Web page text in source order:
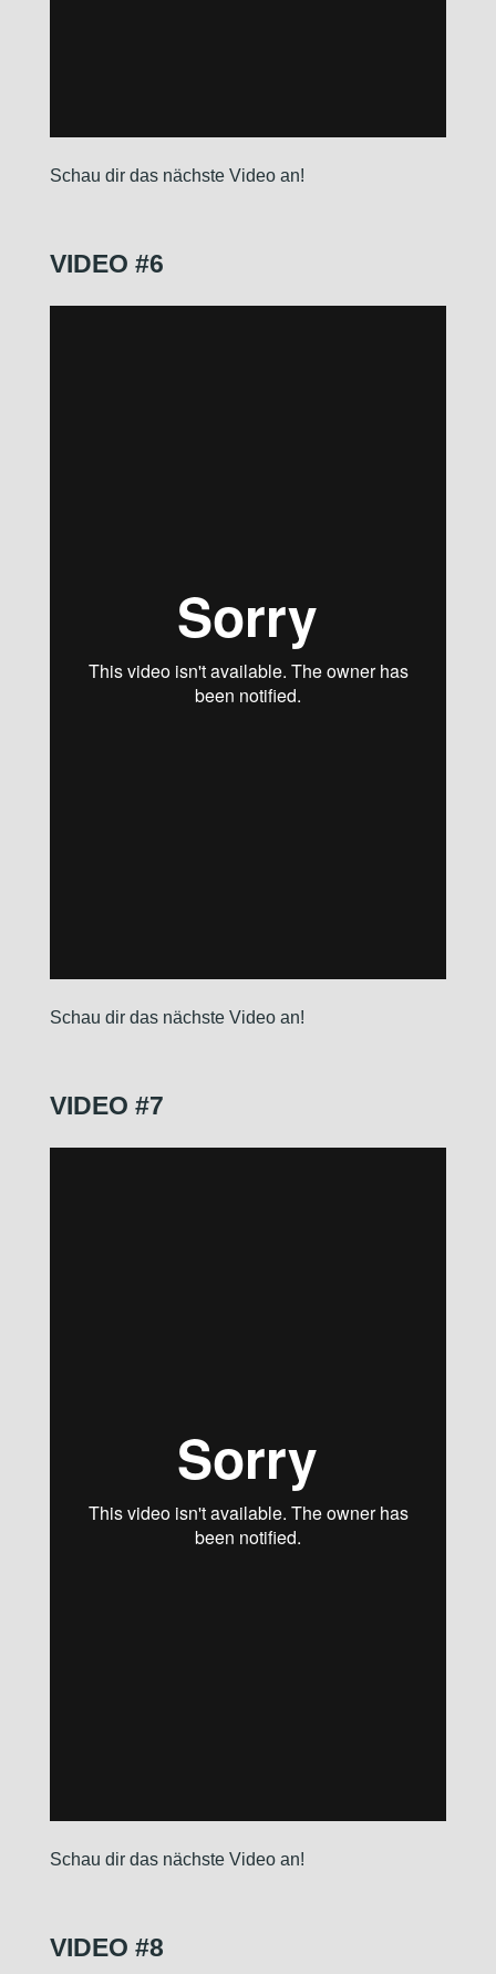
Schau dir das nächste Video an!
VIDEO #6
Schau dir das nächste Video an!
VIDEO #7
Schau dir das nächste Video an!
VIDEO #8